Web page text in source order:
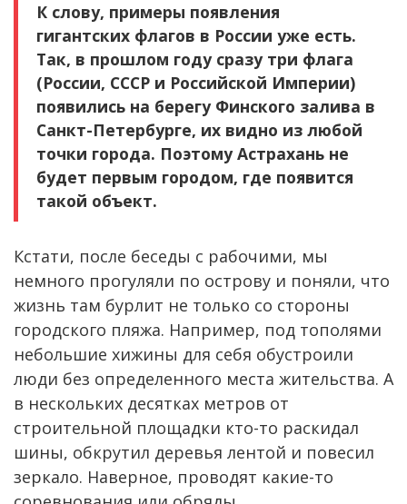
К слову, примеры появления
гигантских флагов в России уже есть.
Так, в прошлом году сразу три флага
(России, СССР и Российской Империи)
появились на берегу Финского залива в
Санкт-Петербурге, их видно из любой
точки города. Поэтому Астрахань не
будет первым городом, где появится
такой объект.
Кстати, после беседы с рабочими, мы
немного прогуляли по острову и поняли, что
жизнь там бурлит не только со стороны
городского пляжа. Например, под тополями
небольшие хижины для себя обустроили
люди без определенного места жительства. А
в нескольких десятках метров от
строительной площадки кто-то раскидал
шины, обкрутил деревья лентой и повесил
зеркало. Наверное, проводят какие-то